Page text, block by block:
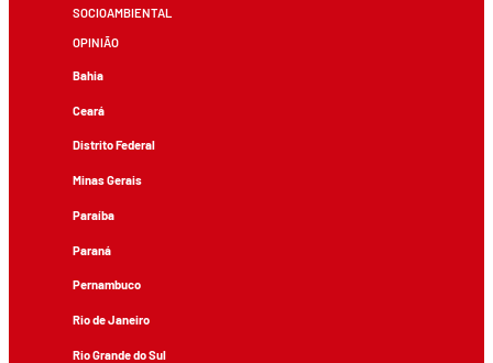
SOCIOAMBIENTAL
OPINIÃO
Bahia
Ceará
Distrito Federal
Minas Gerais
Paraíba
Paraná
Pernambuco
Rio de Janeiro
Rio Grande do Sul